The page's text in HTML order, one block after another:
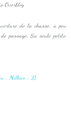
Overblog
de la chasse, a peu
passage. Sa seule petite